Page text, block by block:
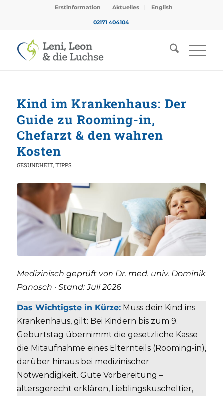
Erstinformation Aktuelles English
02171 404104
Kind im Krankenhaus: Der
Guide zu Rooming-in,
Chefarzt & den wahren
Kosten
GESUNDHEIT, TIPPS
Medizinisch geprüft von Dr. med. univ. Dominik
Panosch · Stand: Juli 2026
Das Wichtigste in Kürze:Muss dein Kind ins
Krankenhaus, gilt: Bei Kindern bis zum 9.
Geburtstag übernimmt die gesetzliche Kasse
die Mitaufnahme eines Elternteils (Rooming-in),
darüber hinaus bei medizinischer
Notwendigkeit. Gute Vorbereitung –
altersgerecht erklären, Lieblingskuscheltier,